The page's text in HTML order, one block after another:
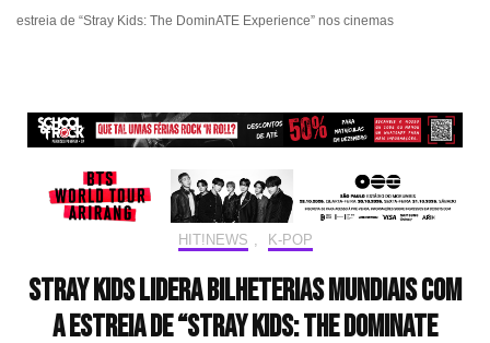
estreia de “Stray Kids: The DominATE Experience” nos cinemas
HIT!NEWS K-POP
Stray Kids lidera bilheterias mundiais com
a estreia de “Stray Kids: The DominATE